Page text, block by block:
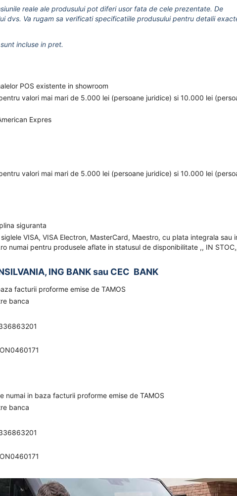
reale ale produsului pot diferi usor fata de cele prezentate. De
dvs. Va rugam sa verificati specificatiile produsului pentru detalii
incluse in pret.
POS existente in showroom
valori mai mari de 5.000 lei (persoane juridice) si 10.000 lei
Expres
valori mai mari de 5.000 lei (persoane juridice) si 10.000 lei
siguranta
VISA, VISA Electron, MasterCard, Maestro, cu plata integrala sau
numai pentru produsele aflate in statusul de disponibilitate ,, IN
ING BANK sau CEC BANK
facturii proforme emise de TAMOS
banca
in baza facturii proforme emise de TAMOS
banca